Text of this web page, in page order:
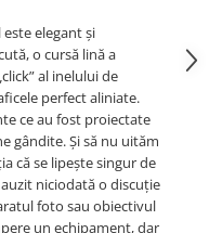
elegant și
o cursă lină a
al inelului de
perfect aliniate.
ce au fost proiectate
gândite. Și să nu uităm
că se lipește singur de
niciodată o discuție
foto sau obiectivul
un echipament, dar